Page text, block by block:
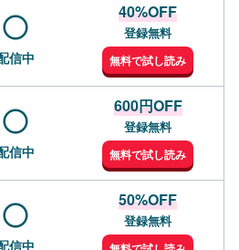
信中
40%OFF
登録無料
無料で試し読み
信中
600円OFF
登録無料
無料で試し読み
信中
50%OFF
登録無料